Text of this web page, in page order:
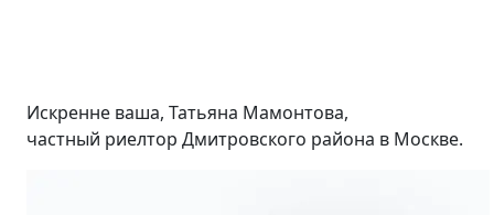
Искренне ваша, Татьяна Мамонтова,
частный риелтор Дмитровского района в Москве.